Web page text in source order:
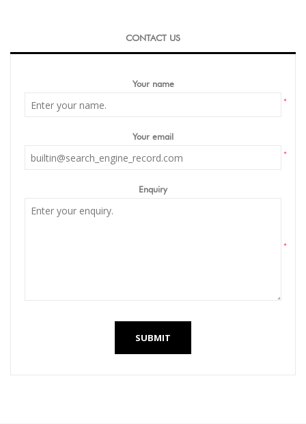
CONTACT US
Your name
*
Your email
*
Enquiry
*
SUBMIT